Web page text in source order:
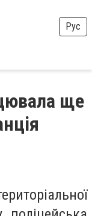
Рус
ще